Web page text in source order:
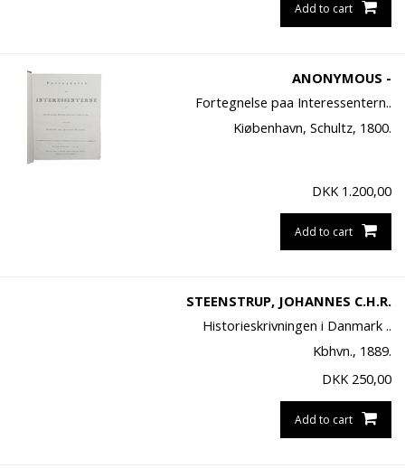
Add to cart
ANONYMOUS -
Fortegnelse paa Interessentern..
Kiøbenhavn, Schultz, 1800.
DKK 1.200,00
Add to cart
STEENSTRUP, JOHANNES C.H.R.
Historieskrivningen i Danmark ..
Kbhvn., 1889.
DKK 250,00
Add to cart